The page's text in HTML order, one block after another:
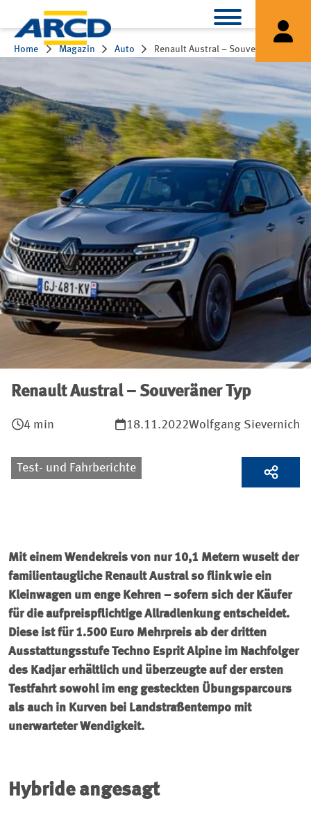
Home Magazin Auto Renault Austral – Souveräner Typ
Renault Austral – Souveräner Typ
4 min 18.11.2022Wolfgang Sievernich
Test- und Fahrberichte
Mit einem Wendekreis von nur 10,1 Metern wuselt der
familientaugliche Renault Austral so flink wie ein
Kleinwagen um enge Kehren – sofern sich der Käufer
für die aufpreispflichtige Allradlenkung entscheidet.
Diese ist für 1.500 Euro Mehrpreis ab der dritten
Ausstattungsstufe Techno Esprit Alpine im Nachfolger
des Kadjar erhältlich und überzeugte auf der ersten
Testfahrt sowohl im eng gesteckten Übungsparcours
als auch in Kurven bei Landstraßentempo mit
unerwarteter Wendigkeit.
Hybride angesagt